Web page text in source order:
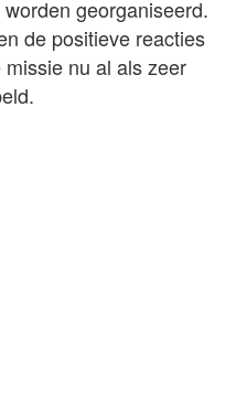
georganiseerd.
de positieve reacties
nu al als zeer